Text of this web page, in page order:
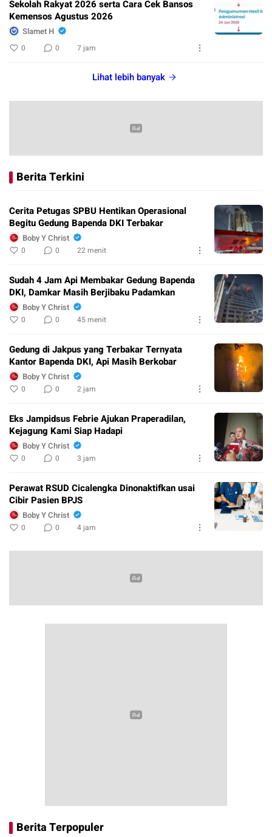
Sekolah Rakyat 2026 serta Cara Cek Bansos
Kemensos Agustus 2026
Slamet H
0 0 7 jam
Lihat lebih banyak
Berita Terkini
Cerita Petugas SPBU Hentikan Operasional
Begitu Gedung Bapenda DKI Terbakar
Boby Y Christ
0 0 22 menit
Sudah 4 Jam Api Membakar Gedung Bapenda
DKI, Damkar Masih Berjibaku Padamkan
Boby Y Christ
0 0 45 menit
Gedung di Jakpus yang Terbakar Ternyata
Kantor Bapenda DKI, Api Masih Berkobar
Boby Y Christ
0 0 2 jam
Eks Jampidsus Febrie Ajukan Praperadilan,
Kejagung Kami Siap Hadapi
Boby Y Christ
0 0 3 jam
Perawat RSUD Cicalengka Dinonaktifkan usai
Cibir Pasien BPJS
Boby Y Christ
0 0 4 jam
Berita Terpopuler